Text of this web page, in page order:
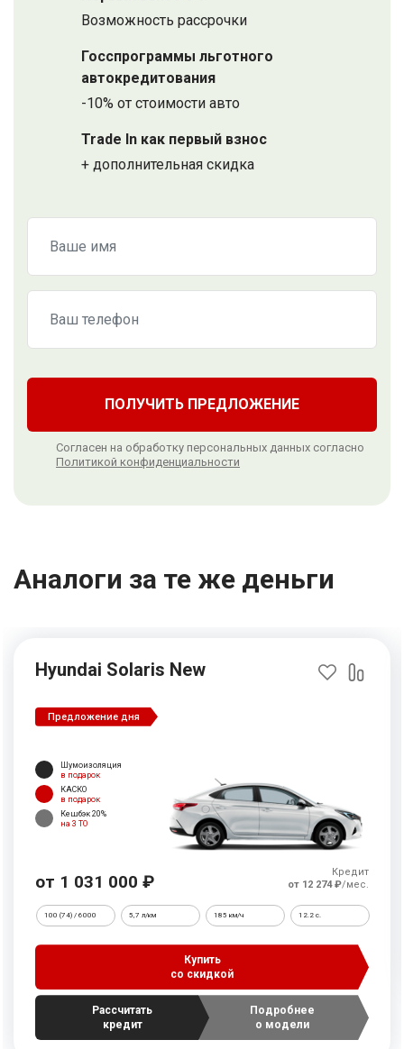
Возможность рассрочки
Госспрограммы льготного
автокредитования
-10% от стоимости авто
Trade In как первый взнос
+ дополнительная скидка
ПОЛУЧИТЬ ПРЕДЛОЖЕНИЕ
Согласен на обработку персональных данных согласно
Политикой конфиденциальности
Аналоги за те же деньги
Hyundai Solaris New
Предложение дня
Шумоизоляция
в подарок
КАСКО
в подарок
Кешбэк 20%
на 3 ТО
от 1 031 000 ₽
Кредит
от 12 274 ₽/мес.
100 (74) / 6000 5,7 л/км 185 км/ч 12.2 c.
Купить
со скидкой
Рассчитать
кредит
Подробнее
о модели